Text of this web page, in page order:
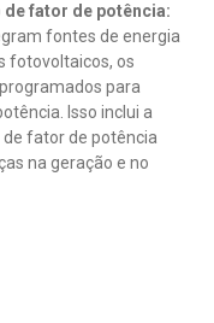
fator de potência:
fontes de energia
fotovoltaicos, os
para
Isso inclui a
fator de potência
na geração e no